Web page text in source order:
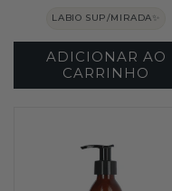
normal
LABIO SUP/MIRADA✨
ADICIONAR AO
CARRINHO